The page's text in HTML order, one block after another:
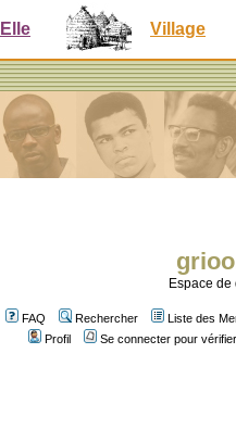
Village
Espace de
FAQ Rechercher Liste des
Profil
Se connecter pour